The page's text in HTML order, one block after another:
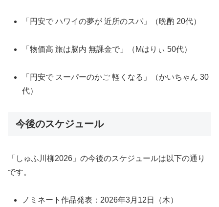
「円安で ハワイの夢が 近所のスパ」（晩酌 20代）
「物価高 旅は脳内 無課金で」（Mはりぃ 50代）
「円安で スーパーのかご 軽くなる」（かいちゃん 30
代）
今後のスケジュール
「しゅふ川柳2026」の今後のスケジュールは以下の通り
です。
ノミネート作品発表：2026年3月12日（木）